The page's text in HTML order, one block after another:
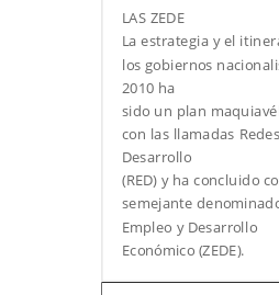
LAS ZEDE
La estrategia y el
los gobiernos
2010 ha
sido un plan
con las llamadas
Desarrollo
(RED) y ha concluido
semejante
Empleo y Desarrollo
Económico (ZEDE).